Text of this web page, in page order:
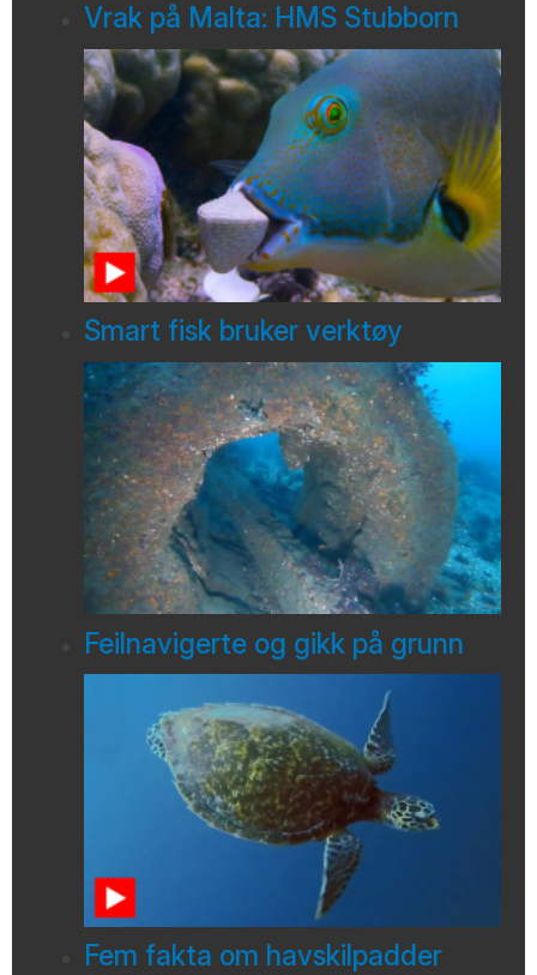
Vrak på Malta: HMS Stubborn
Smart fisk bruker verktøy
Feilnavigerte og gikk på grunn
Fem fakta om havskilpadder